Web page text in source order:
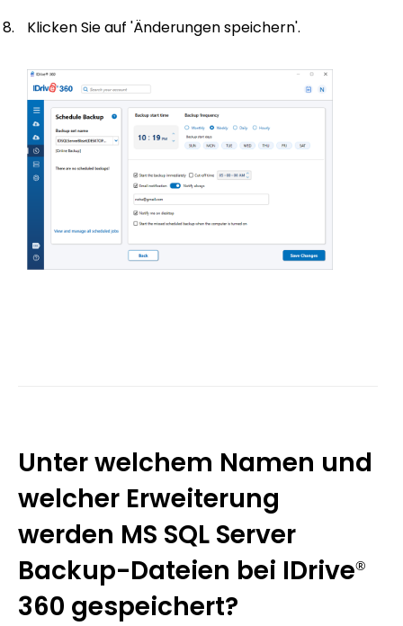
Klicken Sie auf 'Änderungen speichern'.
Unter welchem Namen und
welcher Erweiterung
werden MS SQL Server
Backup-Dateien bei IDrive®
360 gespeichert?